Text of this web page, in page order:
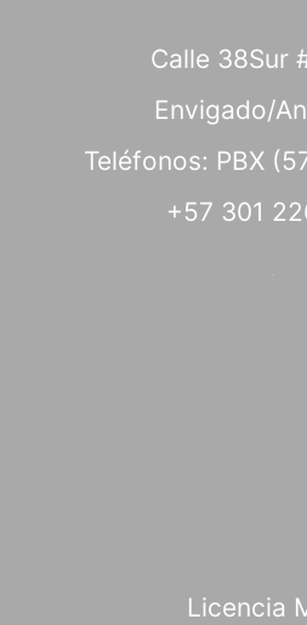
Calle 38Sur
Envigado/
Teléfonos: PBX
+57 301
Licencia